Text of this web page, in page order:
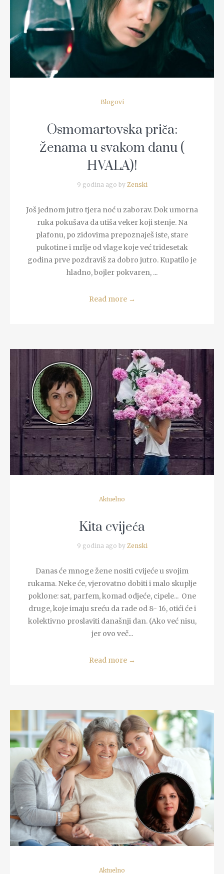
READ MORE
Blogovi
Osmomartovska priča:
Ženama u svakom danu (
HVALA)!
9 godina ago by Zenski
Još jednom jutro tjera noć u zaborav. Dok umorna
ruka pokušava da utiša veker koji stenje. Na
plafonu, po zidovima prepoznaješ iste, stare
pukotine i mrlje od vlage koje već tridesetak
godina prve pozdraviš za dobro jutro. Kupatilo je
hladno, bojler pokvaren, ...
Read more →
READ MORE
Aktuelno
Kita cvijeća
9 godina ago by Zenski
Danas će mnoge žene nositi cvijeće u svojim
rukama. Neke će, vjerovatno dobiti i malo skuplje
poklone: sat, parfem, komad odjeće, cipele... One
druge, koje imaju sreću da rade od 8- 16, otići će i
kolektivno proslaviti današnji dan. (Ako već nisu,
jer ovo več...
Read more →
READ MORE
Aktuelno